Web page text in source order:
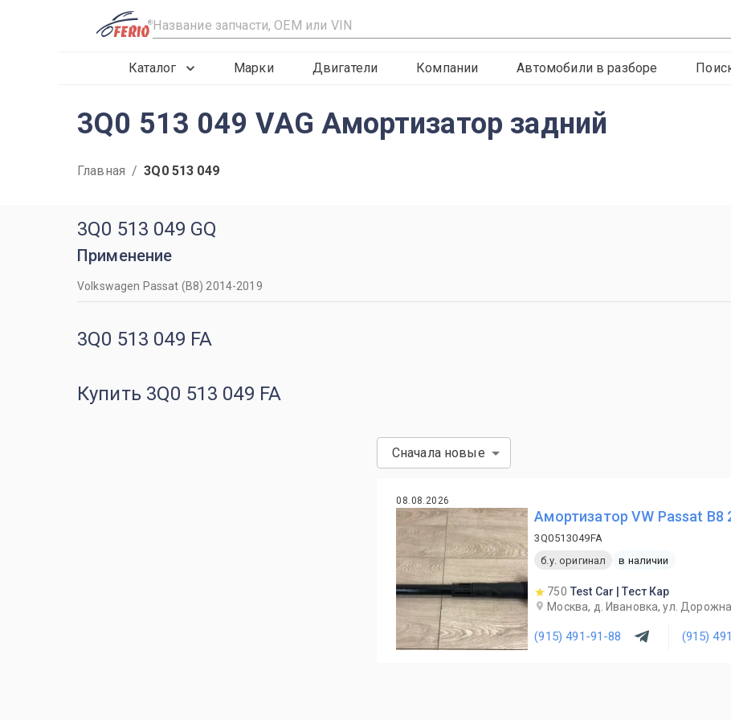
R
Каталог Марки Двигатели Компании Автомобили в разборе
3Q0 513 049 VAG Амортизатор задний
Главная / 3Q0 513 049
3Q0 513 049 GQ
Применение
Volkswagen Passat (B8) 2014-2019
3Q0 513 049 FA
Купить 3Q0 513 049 FA
Сначала новые
08.08.2026
Амортизатор VW Passat B8
3Q0513049FA
б.у. оригинал
в наличии
750 Test Car | Тест Кар
Москва, д. Ивановка, ул.
(915) 491-91-88 (915)